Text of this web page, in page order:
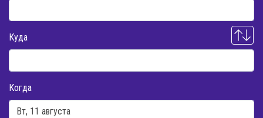
Куда
Когда